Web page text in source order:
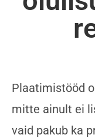
Plaatimistööd
mitte ainult ei
vaid pakub ka